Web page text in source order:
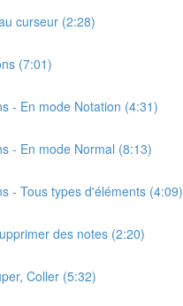
curseur (2:28)
(7:01)
- En mode Notation (4:31)
- En mode Normal (8:13)
- Tous types d'éléments (4:09)
des notes (2:20)
Coller (5:32)